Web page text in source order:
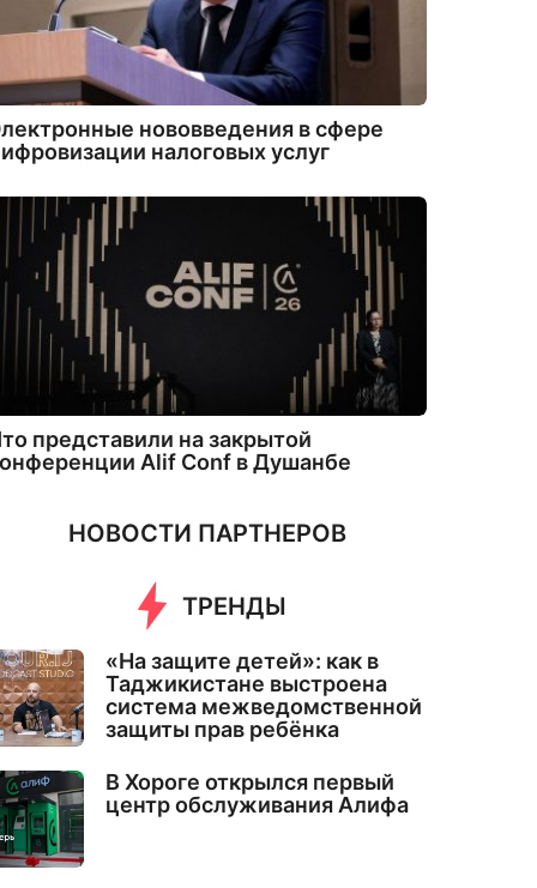
нововведения в сфере
налоговых услуг
представили на закрытой
Alif Conf в Душанбе
НОВОСТИ ПАРТНЕРОВ
ТРЕНДЫ
«На защите детей»: как в
Таджикистане выстроена
система межведомственной
защиты прав ребёнка
В Хороге открылся первый
центр обслуживания Алифа